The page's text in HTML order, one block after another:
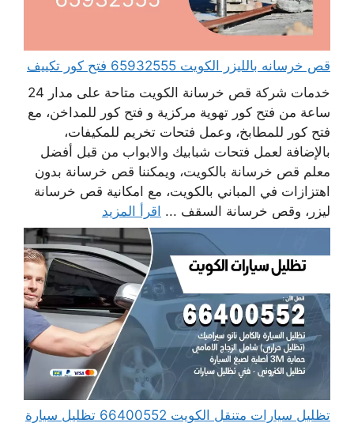
قص خرسانه بالليزر الكويت 65932555 فتح كور تكييف
خدمات شركة قص خرسانة الكويت متاحة على مدار 24
ساعة من فتح كور تهوية مركزية و فتح كور للمداخن، مع
فتح كور للمطابخ، وعمل فتحات تخريم للمكيفات،
بالإضافة لعمل فتحات شبابيك والابواب من قبل أفضل
معلم قص خرسانة بالكويت، ويمكننا قص خرسانة بدون
اهتزازات في المباني بالكويت، مع امكانية قص خرسانة
ليزر، وقص خرسانة السقف ... اقرأ المزيد
تظليل سيارات متنقل الكويت 66400552 تظليل سيارة